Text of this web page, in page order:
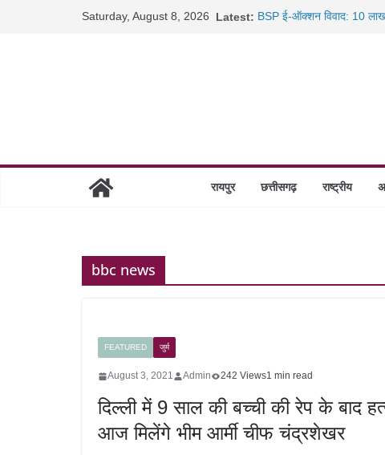
Saturday, August 8, 2026 Latest: BSP ई-ऑक्शन विवाद: 10
छत्तीसगढ़ में 1460 गोधाम होंगे
साइबर ठगी पर दुर्ग पुलिस का
रायपुर छत्तीसगढ़ राष्ट्रीय
bbc news
FEATURED जुर्म
August 3, 2021 Admin 242 Views1 min read
दिल्ली में 9 साल की बच्ची की रेप के बाद
आज मिलेंगे भीम आर्मी चीफ चंद्रशेखर